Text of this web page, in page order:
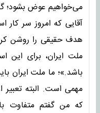
می‌خواهیم عوض بشود؛
آقایی که امروز سر کار
هدف حقیقی را روشن
ملت ایران، برای این
باشد.»؛ ما ملت ایران
مهمی‌ است. البته
که من گفتم متفاوت